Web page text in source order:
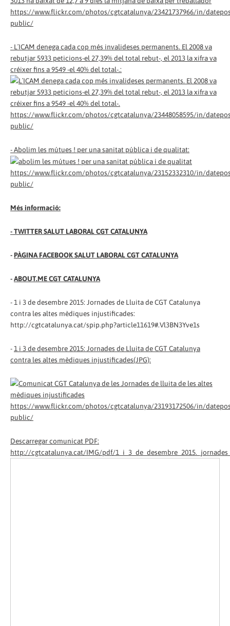
https://www.flickr.com/photos/cgtcatalunya/23421737966/in/
public/
- L´ICAM denega cada cop més invalideses permanents. El 2008 va
rebutjar 5933 peticions-el 27,39% del total rebut-, el 2013 la xifra va
créixer fins a 9549 -el 40% del total-.:
https://www.flickr.com/photos/cgtcatalunya/23448058595/in/
public/
- Abolim les mútues ! per una sanitat pública i de qualitat:
https://www.flickr.com/photos/cgtcatalunya/23152332310/in/
public/
Més informació:
-TWITTER SALUT LABORAL CGT CATALUNYA
- PÀGINA FACEBOOK SALUT LABORAL CGT CATALUNYA
-ABOUT.ME CGT CATALUNYA
- 1 i 3 de desembre 2015: Jornades de Lluita de CGT Catalunya
contra les altes mèdiques injustificades:
http://cgtcatalunya.cat/spip.php?article11619#.Vl3BN3Yve1s
-1 i 3 de desembre 2015: Jornades de Lluita de CGT Catalunya
contra les altes mèdiques injustificades(JPG):
https://www.flickr.com/photos/cgtcatalunya/23193172506/in/
public/
Descarregar comunicat PDF:
http://cgtcatalunya.cat/IMG/pdf/